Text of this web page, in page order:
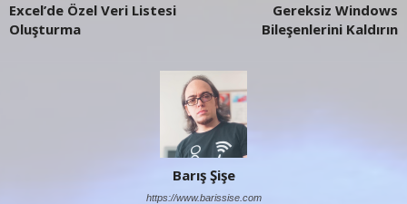
Excel’de Özel Veri Listesi
Oluşturma
Gereksiz Windows
Bileşenlerini Kaldırın
Barış Şişe
https://www.barissise.com